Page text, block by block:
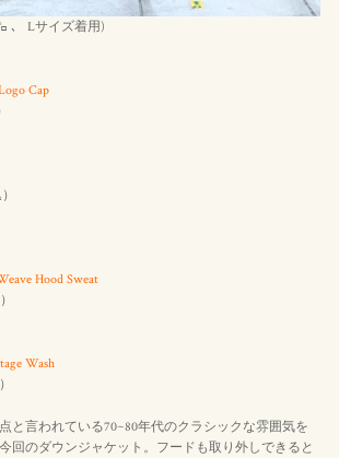
、 Lサイズ着用)
Cap
）
Hood Sweat
）
Wash
）
と言われている70~80年代のクラシックな雰囲気を
回のダウンジャケット。フードも取り外しできると